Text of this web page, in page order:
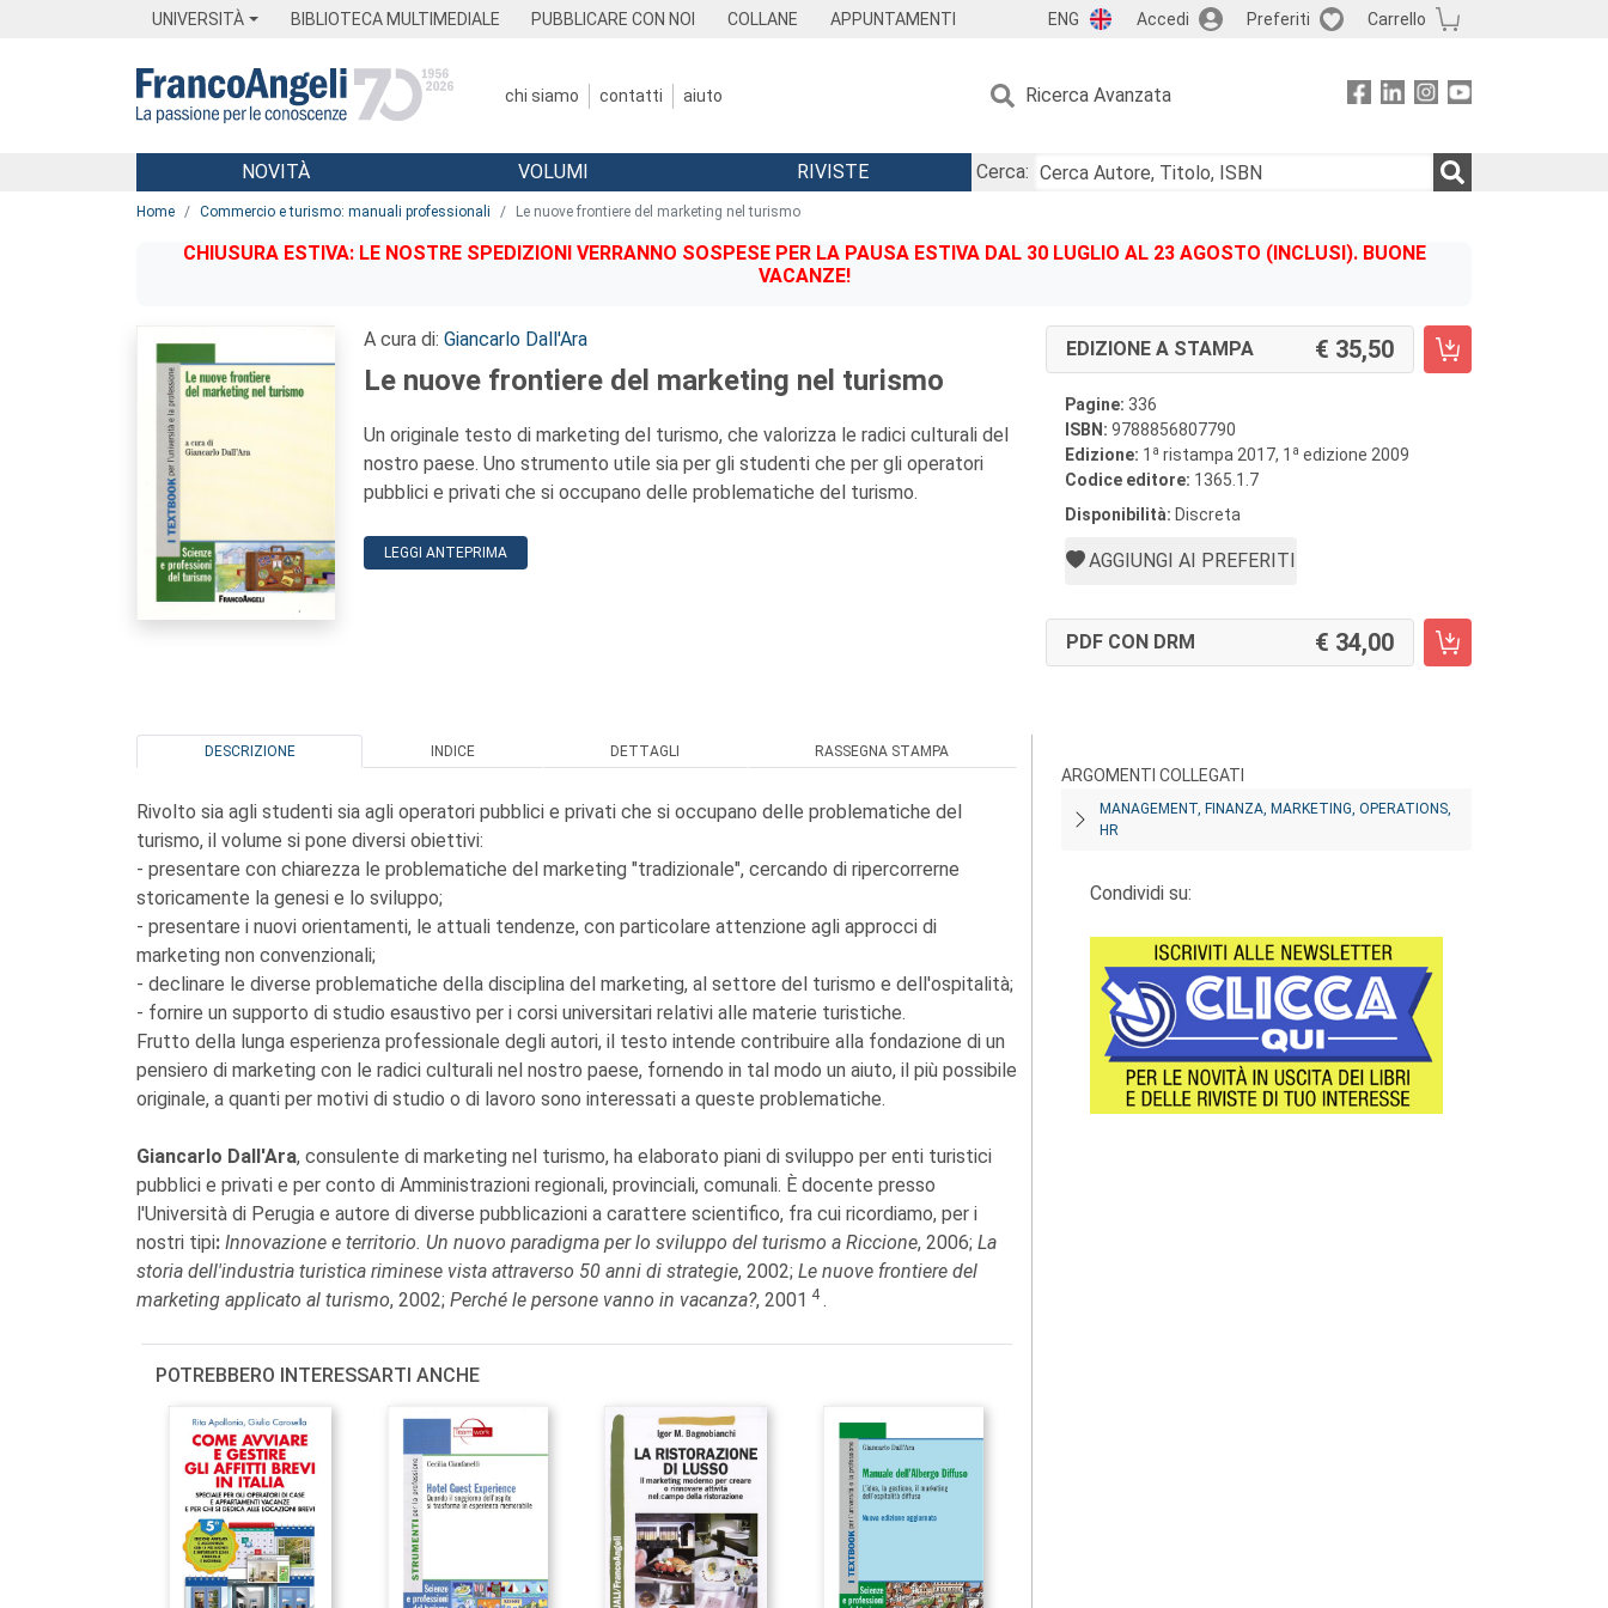
UNIVERSITÀ BIBLIOTECA MULTIMEDIALE PUBBLICARE CON NOI COLLANE APPUNTAMENTI ENG Accedi Preferiti Carrello
chi siamo contatti aiuto Ricerca Avanzata
Menu
NOVITÀ VOLUMI RIVISTE
Cerca:
Home Commercio e turismo: manuali professionali Le nuove frontiere del marketing nel turismo
CHIUSURA ESTIVA: LE NOSTRE SPEDIZIONI VERRANNO SOSPESE PER LA PAUSA ESTIVA DAL 30 LUGLIO AL 23 AGOSTO (INCLUSI). BUONE
VACANZE!
A cura di: Giancarlo Dall'Ara
Le nuove frontiere del marketing nel turismo
Un originale testo di marketing del turismo, che valorizza le radici culturali del
nostro paese. Uno strumento utile sia per gli studenti che per gli operatori
pubblici e privati che si occupano delle problematiche del turismo.
LEGGI ANTEPRIMA
EDIZIONE A STAMPA 35,50
Pagine: 336
ISBN: 9788856807790
Edizione: 1 a ristampa 2017, 1 a edizione 2009
Codice editore: 1365.1.7
Disponibilità: Discreta
AGGIUNGI AI PREFERITI
PDF CON DRM 34,00
DESCRIZIONE INDICE DETTAGLI RASSEGNA STAMPA
Rivolto sia agli studenti sia agli operatori pubblici e privati che si occupano delle problematiche del
turismo, il volume si pone diversi obiettivi:
- presentare con chiarezza le problematiche del marketing "tradizionale", cercando di ripercorrerne
storicamente la genesi e lo sviluppo;
- presentare i nuovi orientamenti, le attuali tendenze, con particolare attenzione agli approcci di
marketing non convenzionali;
- declinare le diverse problematiche della disciplina del marketing, al settore del turismo e dell'ospitalità;
- fornire un supporto di studio esaustivo per i corsi universitari relativi alle materie turistiche.
Frutto della lunga esperienza professionale degli autori, il testo intende contribuire alla fondazione di un
pensiero di marketing con le radici culturali nel nostro paese, fornendo in tal modo un aiuto, il più possibile
originale, a quanti per motivi di studio o di lavoro sono interessati a queste problematiche.
Giancarlo Dall'Ara, consulente di marketing nel turismo, ha elaborato piani di sviluppo per enti turistici
pubblici e privati e per conto di Amministrazioni regionali, provinciali, comunali. È docente presso
l'Università di Perugia e autore di diverse pubblicazioni a carattere scientifico, fra cui ricordiamo, per i
nostri tipi: Innovazione e territorio. Un nuovo paradigma per lo sviluppo del turismo a Riccione, 2006; La
storia dell'industria turistica riminese vista attraverso 50 anni di strategie, 2002; Le nuove frontiere del
marketing applicato al turismo, 2002; Perché le persone vanno in vacanza?, 2001 4 .
POTREBBERO INTERESSARTI ANCHE
ARGOMENTI COLLEGATI
MANAGEMENT, FINANZA, MARKETING, OPERATIONS,
HR
Condividi su: